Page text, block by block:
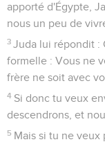
apporté d'Égypte,
nous un peu de
3 Juda lui répondit :
formelle : Vous ne
frère ne soit avec
4 Si donc tu veux
descendrons, et
5 Mais si tu ne veux